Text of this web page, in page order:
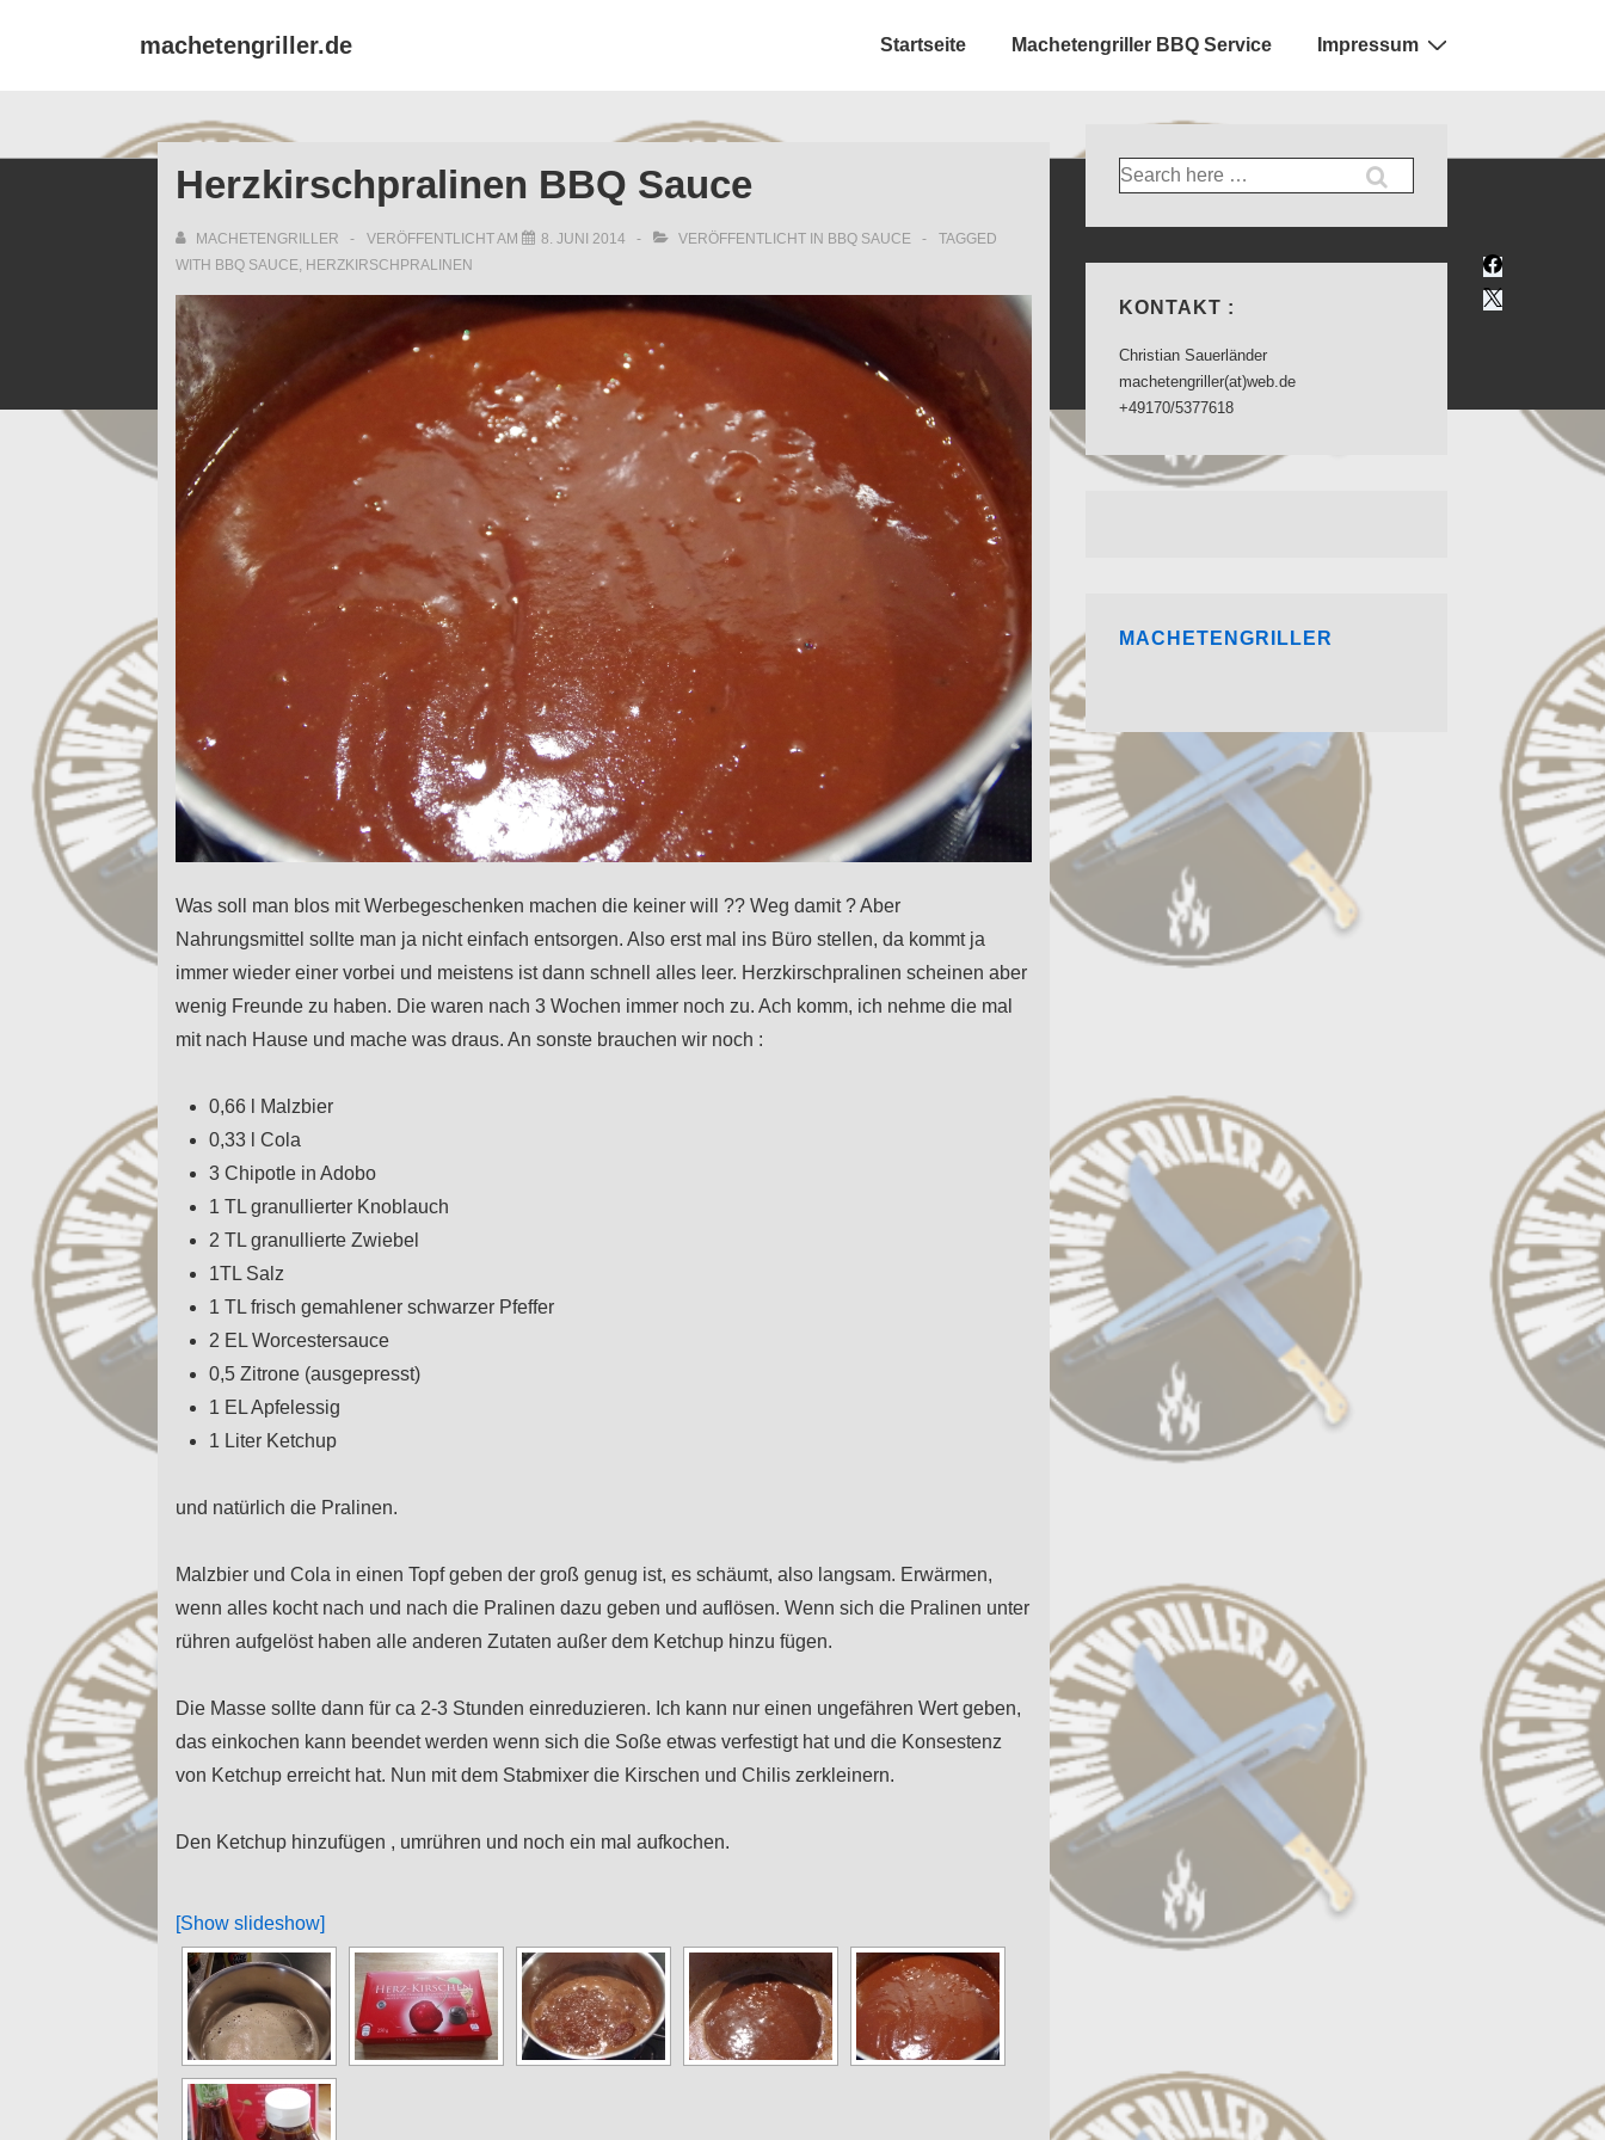
machetengriller.de Hauptnavigation
Startseite Machetengriller BBQ Service Impressum
Herzkirschpralinen BBQ Sauce
MACHETENGRILLER VERÖFFENTLICHT AM 8. JUNI 2014 VERÖFFENTLICHT IN BBQ SAUCE
TAGGED
WITH BBQ SAUCE, HERZKIRSCHPRALINEN
Was soll man blos mit Werbegeschenken machen die keiner will ?? Weg damit ? Aber
Nahrungsmittel sollte man ja nicht einfach entsorgen. Also erst mal ins Büro stellen, da kommt ja
immer wieder einer vorbei und meistens ist dann schnell alles leer. Herzkirschpralinen scheinen aber
wenig Freunde zu haben. Die waren nach 3 Wochen immer noch zu. Ach komm, ich nehme die mal
mit nach Hause und mache was draus. An sonste brauchen wir noch :
0,66 l Malzbier
0,33 l Cola
3 Chipotle in Adobo
1 TL granullierter Knoblauch
2 TL granullierte Zwiebel
1TL Salz
1 TL frisch gemahlener schwarzer Pfeffer
2 EL Worcestersauce
0,5 Zitrone (ausgepresst)
1 EL Apfelessig
1 Liter Ketchup
und natürlich die Pralinen.
Malzbier und Cola in einen Topf geben der groß genug ist, es schäumt, also langsam. Erwärmen,
wenn alles kocht nach und nach die Pralinen dazu geben und auflösen. Wenn sich die Pralinen unter
rühren aufgelöst haben alle anderen Zutaten außer dem Ketchup hinzu fügen.
Die Masse sollte dann für ca 2-3 Stunden einreduzieren. Ich kann nur einen ungefähren Wert geben,
das einkochen kann beendet werden wenn sich die Soße etwas verfestigt hat und die Konsestenz
von Ketchup erreicht hat. Nun mit dem Stabmixer die Kirschen und Chilis zerkleinern.
Den Ketchup hinzufügen , umrühren und noch ein mal aufkochen.
[Show slideshow]
Suche
nach:
KONTAKT :
Christian Sauerländer
machetengriller(at)web.de
+49170/5377618
MACHETENGRILLER